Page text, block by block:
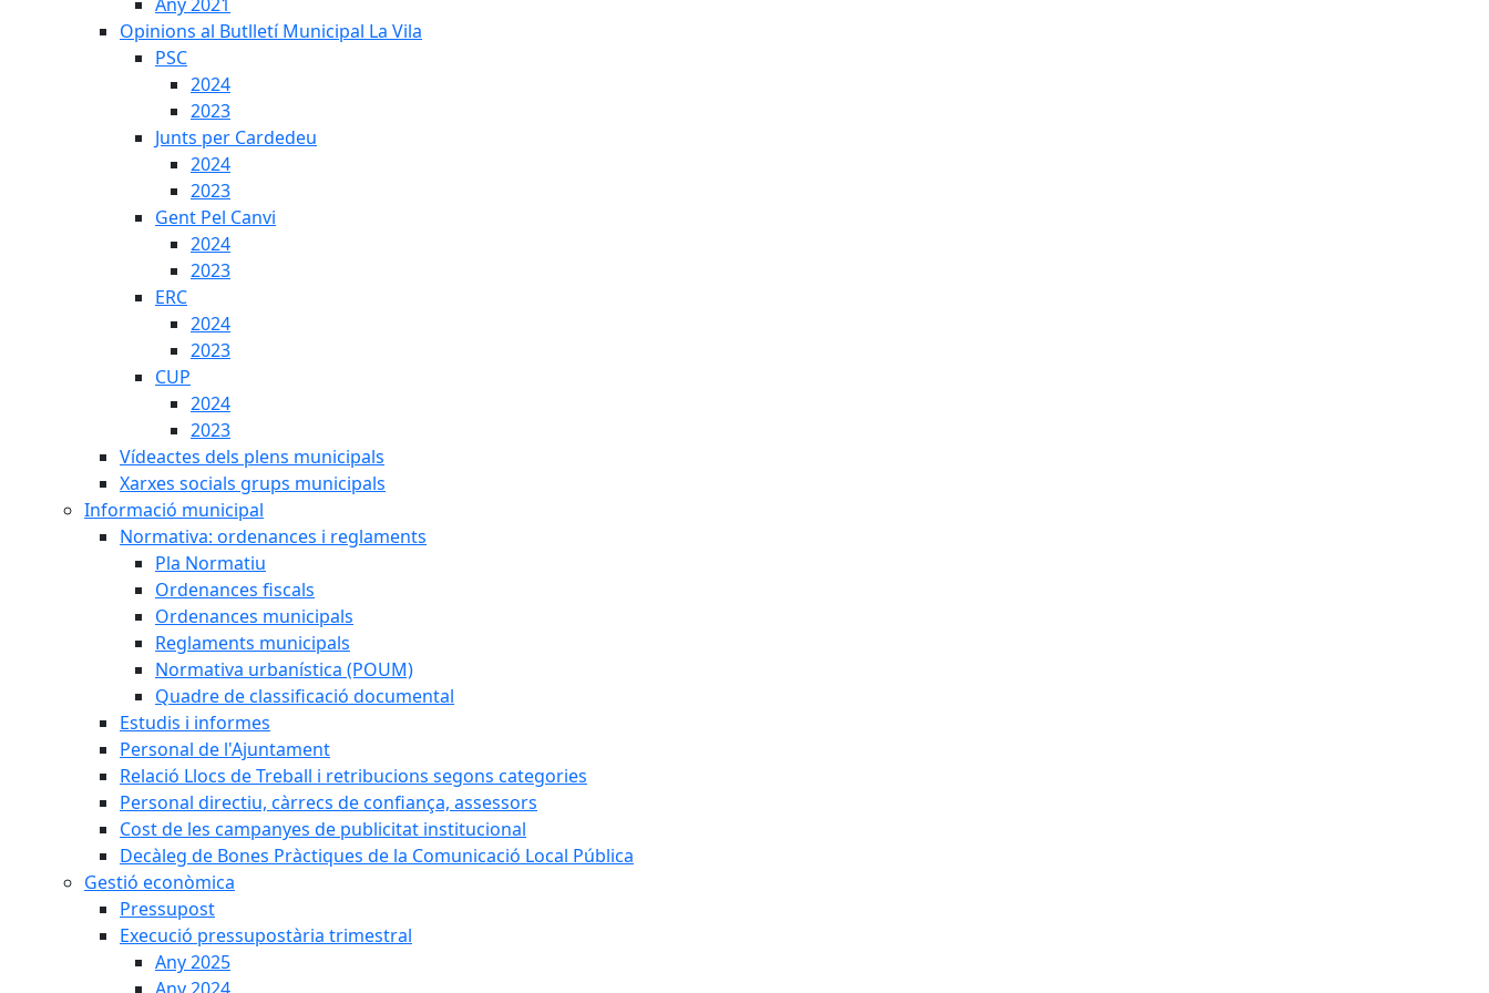
Opinions al Butlletí Municipal La Vila
PSC
2024
2023
Junts per Cardedeu
2024
2023
Gent Pel Canvi
2024
2023
ERC
2024
2023
CUP
2024
2023
Vídeactes dels plens municipals
Xarxes socials grups municipals
Informació municipal
Normativa: ordenances i reglaments
Pla Normatiu
Ordenances fiscals
Ordenances municipals
Reglaments municipals
Normativa urbanística (POUM)
Quadre de classificació documental
Estudis i informes
Personal de l'Ajuntament
Relació Llocs de Treball i retribucions segons categories
Personal directiu, càrrecs de confiança, assessors
Cost de les campanyes de publicitat institucional
Decàleg de Bones Pràctiques de la Comunicació Local Pública
Gestió econòmica
Pressupost
Execució pressupostària trimestral
Any 2025